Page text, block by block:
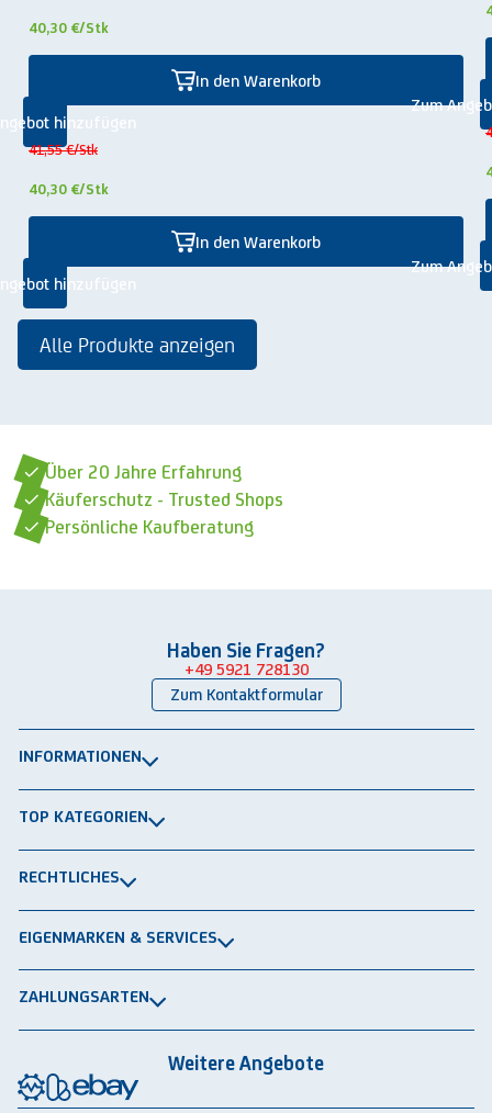
40,30 €/Stk
In den Warenkorb
hinzufügen
41,55 €/Stk
40,30 €/Stk
In den Warenkorb
hinzufügen
Zum
Zum
Alle Produkte anzeigen
Über 20 Jahre Erfahrung
Käuferschutz - Trusted Shops
Persönliche Kaufberatung
Haben Sie Fragen?
+49 5921 728130
Zum Kontaktformular
INFORMATIONEN
Newsletter
TOP KATEGORIEN
Schwerlastregale
Lagerbehälten
RECHTLICHES
Datenschutz
Cookie-Einstellungen
EIGENMARKEN & SERVICES
Integrationspartner
Rückbauten & Ankauf gebrauchter Lagertechnik
ZAHLUNGSARTEN
Weitere Angebote